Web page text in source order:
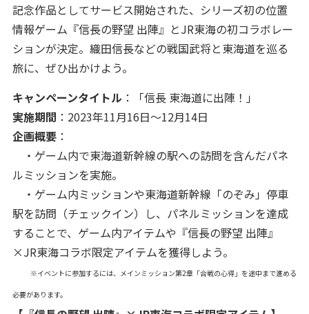
記念作品としてサービス開始された、シリーズ初の位置
情報ゲーム『信長の野望 出陣』とJR東海の初コラボレー
ションが決定。織田信長などの戦国武将と東海道を巡る
旅に、ぜひ出かけよう。
キャンペーンタイトル ：「信長 東海道に出陣！」
実施期間 ：2023年11月16日～12月14日
企画概要：
・ゲーム内で東海道新幹線の駅への訪問を含んだパネ
ルミッションを実施。
・ゲーム内ミッションや東海道新幹線「のぞみ」停車
駅を訪問（チェックイン）し、パネルミッションを達成
することで、ゲーム内アイテムや『信長の野望 出陣』
×JR東海コラボ限定アイテムを獲得しよう。
※イベントに参加するには、メインミッション第2章「合戦の心得」を途中まで進める
必要があります。